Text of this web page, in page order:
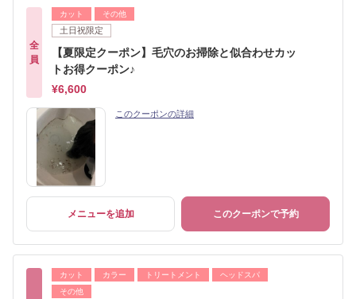
全
員
カット その他
土日祝限定
【夏限定クーポン】毛穴のお掃除と似合わせカッ
トお得クーポン♪
¥6,600
このクーポンの詳細
メニューを追加 このクーポンで予約
カット カラー トリートメント
ヘッドスパ
その他